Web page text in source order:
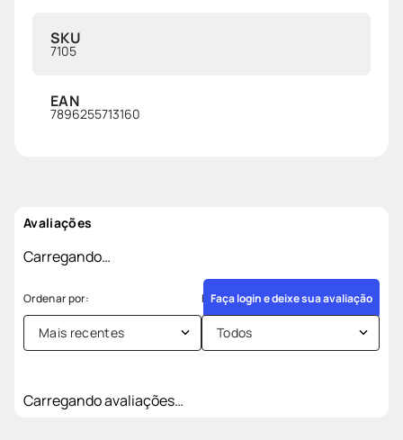
SKU
7105
EAN
7896255713160
Avaliações
Carregando…
Faça login e deixe sua avaliação
Mais recentes Todos
Carregando avaliações…